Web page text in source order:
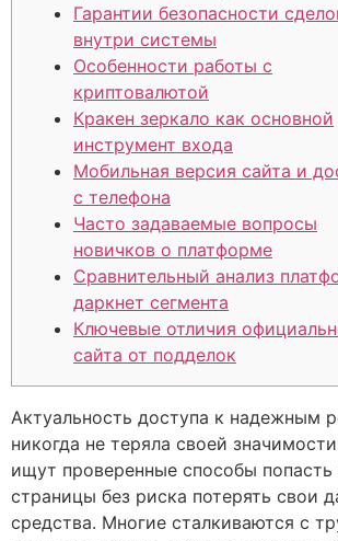
Гарантии безопасности
внутри системы
Особенности работы с
криптовалютой
Кракен зеркало как основной
инструмент входа
Мобильная версия сайта и
с телефона
Часто задаваемые вопросы
новичков о платформе
Сравнительный анализ
даркнет сегмента
Ключевые отличия
сайта от подделок
Актуальность доступа к надежным
никогда не теряла своей
ищут проверенные способы
страницы без риска потерять свои
средства. Многие сталкиваются с